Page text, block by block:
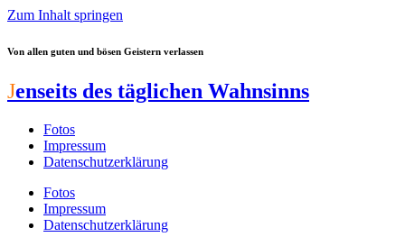
Zum Inhalt springen
Von allen guten und bösen Geistern verlassen
Jenseits des täglichen Wahnsinns
Fotos
Impressum
Datenschutzerklärung
Fotos
Impressum
Datenschutzerklärung